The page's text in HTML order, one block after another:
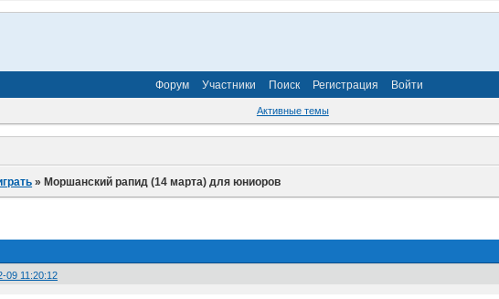
Форум Участники Поиск Регистрация Войти
Активные темы
»Моршанский рапид (14 марта) для юниоров
09 11:20:12